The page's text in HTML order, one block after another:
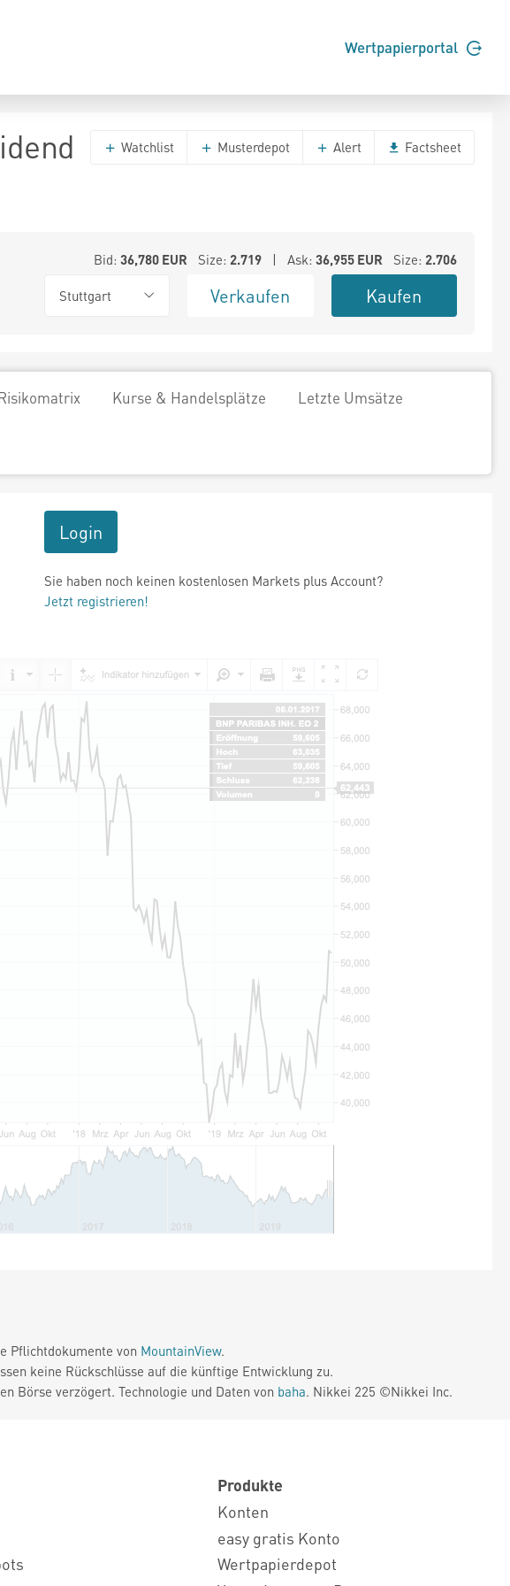
Wertpapierportal
Watchlist Musterdepot Alert Factsheet
Bid: 36,780EUR Size: 2.719| Ask: 36,955EUR Size: 2.706
Stuttgart Verkaufen Kaufen
Kurse & Handelsplätze Letzte Umsätze
Login
Sie haben noch keinen kostenlosen Markets plus Account?
Jetzt registrieren!
Pflichtdokumente von MountainView.
keine Rückschlüsse auf die künftige Entwicklung zu.
Börse verzögert. Technologie und Daten von baha. Nikkei 225 ©Nikkei Inc.
Produkte
Konten
easy gratis Konto
Wertpapierdepot